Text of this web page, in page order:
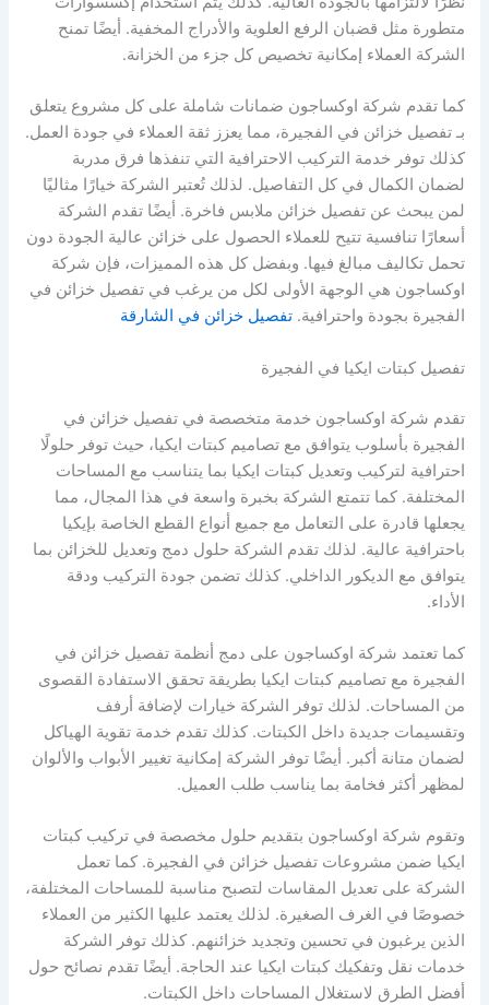
متطورة مثل قضبان الرفع العلوية والأدراج المخفية. أيضًا تمنح
الشركة العملاء إمكانية تخصيص كل جزء من الخزانة.
كما تقدم شركة اوكساجون ضمانات شاملة على كل مشروع يتعلق
بـ تفصيل خزائن في الفجيرة، مما يعزز ثقة العملاء في جودة العمل.
كذلك توفر خدمة التركيب الاحترافية التي تنفذها فرق مدربة
لضمان الكمال في كل التفاصيل. لذلك تُعتبر الشركة خيارًا مثاليًا
لمن يبحث عن تفصيل خزائن ملابس فاخرة. أيضًا تقدم الشركة
أسعارًا تنافسية تتيح للعملاء الحصول على خزائن عالية الجودة دون
تحمل تكاليف مبالغ فيها. وبفضل كل هذه المميزات، فإن شركة
اوكساجون هي الوجهة الأولى لكل من يرغب في تفصيل خزائن في
الفجيرة بجودة واحترافية.تفصيل خزائن في الشارقة
تفصيل كبتات ايكيا في الفجيرة
تقدم شركة اوكساجون خدمة متخصصة في تفصيل خزائن في
الفجيرة بأسلوب يتوافق مع تصاميم كبتات ايكيا، حيث توفر حلولًا
احترافية لتركيب وتعديل كبتات ايكيا بما يتناسب مع المساحات
المختلفة. كما تتمتع الشركة بخبرة واسعة في هذا المجال، مما
يجعلها قادرة على التعامل مع جميع أنواع القطع الخاصة بإيكيا
باحترافية عالية. لذلك تقدم الشركة حلول دمج وتعديل للخزائن بما
يتوافق مع الديكور الداخلي. كذلك تضمن جودة التركيب ودقة
الأداء.
كما تعتمد شركة اوكساجون على دمج أنظمة تفصيل خزائن في
الفجيرة مع تصاميم كبتات ايكيا بطريقة تحقق الاستفادة القصوى
من المساحات. لذلك توفر الشركة خيارات لإضافة أرفف
وتقسيمات جديدة داخل الكبتات. كذلك تقدم خدمة تقوية الهياكل
لضمان متانة أكبر. أيضًا توفر الشركة إمكانية تغيير الأبواب والألوان
لمظهر أكثر فخامة بما يناسب طلب العميل.
وتقوم شركة اوكساجون بتقديم حلول مخصصة في تركيب كبتات
ايكيا ضمن مشروعات تفصيل خزائن في الفجيرة. كما تعمل
الشركة على تعديل المقاسات لتصبح مناسبة للمساحات المختلفة،
خصوصًا في الغرف الصغيرة. لذلك يعتمد عليها الكثير من العملاء
الذين يرغبون في تحسين وتجديد خزائنهم. كذلك توفر الشركة
خدمات نقل وتفكيك كبتات ايكيا عند الحاجة. أيضًا تقدم نصائح حول
أفضل الطرق لاستغلال المساحات داخل الكبتات.